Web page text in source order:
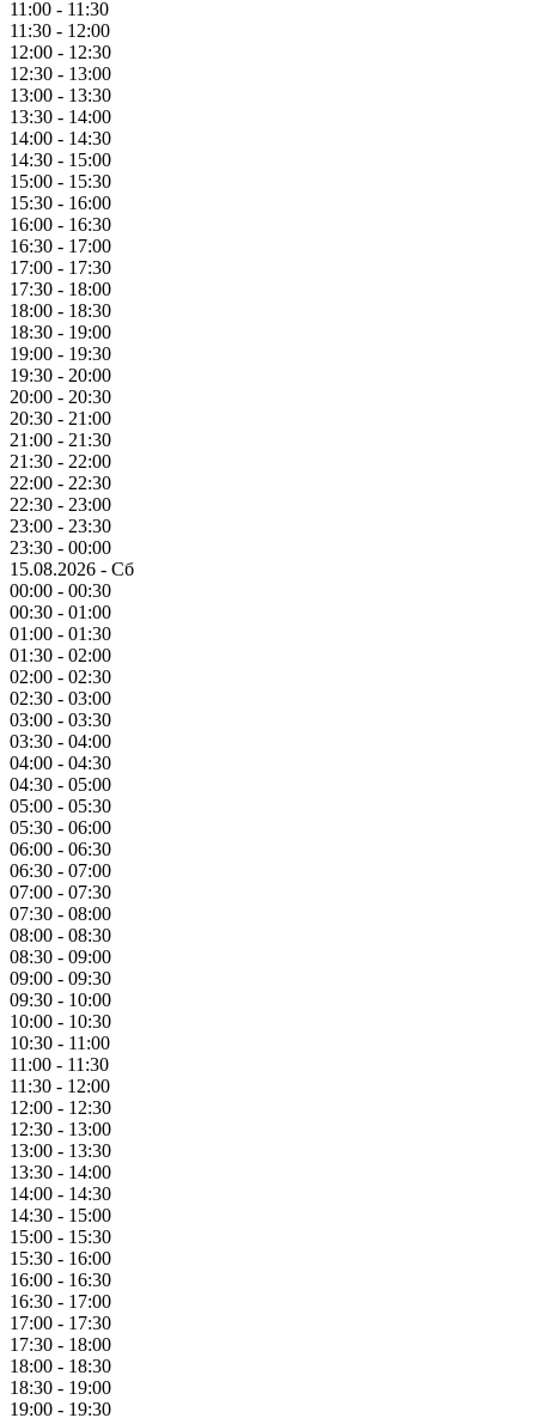
11:00 - 11:30
11:30 - 12:00
12:00 - 12:30
12:30 - 13:00
13:00 - 13:30
13:30 - 14:00
14:00 - 14:30
14:30 - 15:00
15:00 - 15:30
15:30 - 16:00
16:00 - 16:30
16:30 - 17:00
17:00 - 17:30
17:30 - 18:00
18:00 - 18:30
18:30 - 19:00
19:00 - 19:30
19:30 - 20:00
20:00 - 20:30
20:30 - 21:00
21:00 - 21:30
21:30 - 22:00
22:00 - 22:30
22:30 - 23:00
23:00 - 23:30
23:30 - 00:00
15.08.2026 - Сб
00:00 - 00:30
00:30 - 01:00
01:00 - 01:30
01:30 - 02:00
02:00 - 02:30
02:30 - 03:00
03:00 - 03:30
03:30 - 04:00
04:00 - 04:30
04:30 - 05:00
05:00 - 05:30
05:30 - 06:00
06:00 - 06:30
06:30 - 07:00
07:00 - 07:30
07:30 - 08:00
08:00 - 08:30
08:30 - 09:00
09:00 - 09:30
09:30 - 10:00
10:00 - 10:30
10:30 - 11:00
11:00 - 11:30
11:30 - 12:00
12:00 - 12:30
12:30 - 13:00
13:00 - 13:30
13:30 - 14:00
14:00 - 14:30
14:30 - 15:00
15:00 - 15:30
15:30 - 16:00
16:00 - 16:30
16:30 - 17:00
17:00 - 17:30
17:30 - 18:00
18:00 - 18:30
18:30 - 19:00
19:00 - 19:30